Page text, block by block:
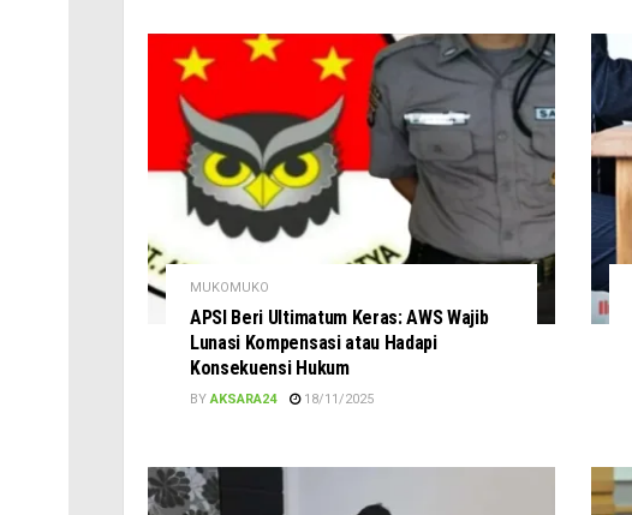
MUKOMUKO
APSI Beri Ultimatum Keras: AWS Wajib
Lunasi Kompensasi atau Hadapi
Konsekuensi Hukum
BY AKSARA24 18/11/2025